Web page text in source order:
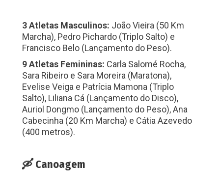
3 Atletas Masculinos: João Vieira (50 Km
Marcha), Pedro Pichardo (Triplo Salto) e
Francisco Belo (Lançamento do Peso).
9 Atletas Femininas: Carla Salomé Rocha,
Sara Ribeiro e Sara Moreira (Maratona),
Evelise Veiga e Patrícia Mamona (Triplo
Salto), Liliana Cá (Lançamento do Disco),
Auriol Dongmo (Lançamento do Peso), Ana
Cabecinha (20 Km Marcha) e Cátia Azevedo
(400 metros).
🛶 Canoagem